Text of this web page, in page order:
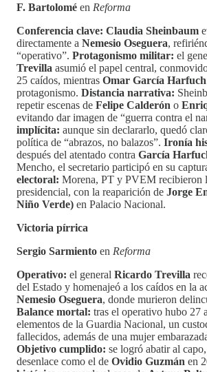
F. Bartolomé en Reforma
Conferencia clave: Claudia Sheinbaum
directamente a Nemesio Oseguera,
“operativo”. Protagonismo militar: el
Trevilla asumió el papel central,
25 caídos, mientras Omar García Harfuch
protagonismo. Distancia narrativa:
repetir escenas de Felipe Calderón o
evitando dar imagen de “guerra contra el
implícita: aunque sin declararlo, quedó
política de “abrazos, no balazos”. Ironía
después del atentado contra García
Mencho, el secretario participó en su
electoral: Morena, PT y PVEM recibieron
presidencial, con la reaparición de Jorge
Niño Verde) en Palacio Nacional.
Victoria pírrica
Sergio Sarmiento en Reforma
Operativo: el general Ricardo Trevilla
del Estado y homenajeó a los caídos en la
Nemesio Oseguera, donde murieron
Balance mortal: tras el operativo hubo 27
elementos de la Guardia Nacional, un
fallecidos, además de una mujer
Objetivo cumplido: se logró abatir al
desenlace como el de Ovidio Guzmán en